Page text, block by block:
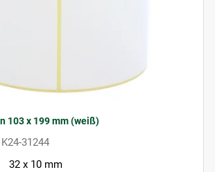
103 x 199 mm (weiß)
31244
32 x 10 mm